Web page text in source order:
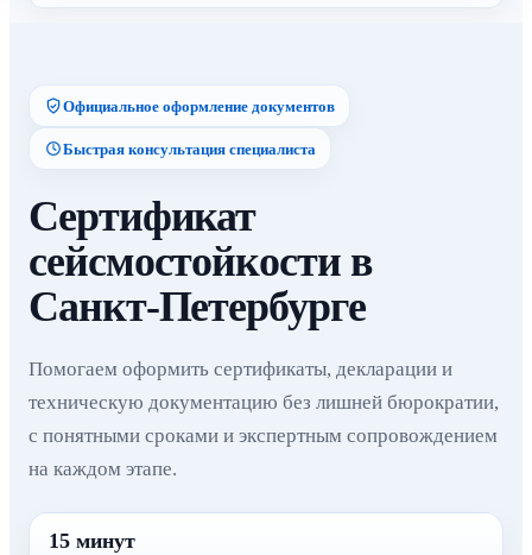
Официальное оформление документов
Быстрая консультация специалиста
Сертификат
сейсмостойкости в
Санкт-Петербурге
Помогаем оформить сертификаты, декларации и
техническую документацию без лишней бюрократии,
с понятными сроками и экспертным сопровождением
на каждом этапе.
15 минут